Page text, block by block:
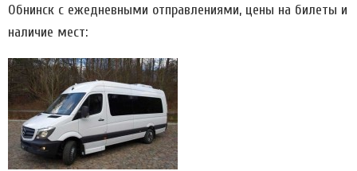
Обнинск с ежедневными отправлениями, цены на билеты и
наличие мест: